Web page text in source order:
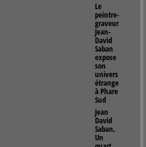
Le
peintre-
graveur
Jean-
David
Saban
expose
son
univers
étrange
à Phare
Sud
Jean
David
Saban,
Un